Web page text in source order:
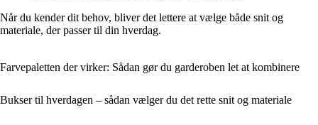
Når du kender dit behov, bliver det lettere at vælge både snit og
materiale, der passer til din hverdag.
Farvepaletten der virker: Sådan gør du garderoben let at kombinere
Bukser til hverdagen – sådan vælger du det rette snit og materiale